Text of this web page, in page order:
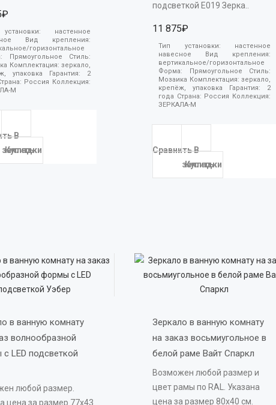
настенное
Вид крепления:
горизонтальное
Прямоугольное Стиль:
Комплектация: зеркало,
упаковка Гарантия: 2
Россия Коллекция:
М
В
закладки
Купить
подсветкой E019 Зерка..
11 875₽
Тип установки: настенное
навесное Вид крепления:
вертикальное/горизонтальное
Форма:
Прямоугольное Стиль:
Мозаика Комплектация: зеркало,
крепёж, упаковка Гарантия: 2
года Страна: Россия Коллекция:
ЗЕРКАЛА-М
СравнитьВ
закладки
Купить
в ванную комнату
волнообразной
LED подсветкой
любой размер.
цена за размер 77х43
Зеркало в ванную комнату
на заказ восьмиугольное в
белой раме Вайт Спаркл
Возможен любой размер и
цвет рамы по RAL. Указана
цена за размер 80х40 см.